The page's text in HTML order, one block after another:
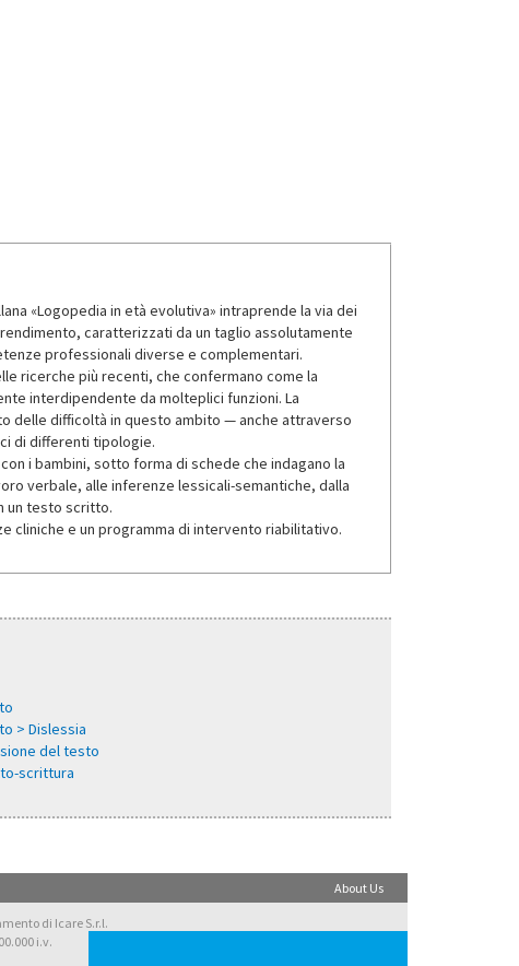
«Logopedia in età evolutiva» intraprende la via dei
caratterizzati da un taglio assolutamente
professionali diverse e complementari.
ricerche più recenti, che confermano come la
interdipendente da molteplici funzioni. La
delle difficoltà in questo ambito — anche attraverso
di differenti tipologie.
i bambini, sotto forma di schede che indagano la
verbale, alle inferenze lessicali-semantiche, dalla
un testo scritto.
cliniche e un programma di intervento riabilitativo.
> Dislessia
del testo
scrittura
About Us
di Icare S.r.l.
i.v.